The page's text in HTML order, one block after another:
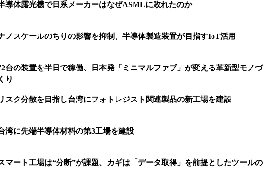
導体露光機で日系メーカーはなぜASMLに敗れたのか
ノスケールのちりの影響を抑制、半導体製造装置が目指すIoT活用
台の装置を半日で稼働、日本発「ミニマルファブ」が変える革新型モノづ
くり
スク分散を目指し台湾にフォトレジスト関連製品の新工場を建設
湾に先端半導体材料の第3工場を建設
マート工場は“分断”が課題、カギは「データ取得」を前提としたツールの